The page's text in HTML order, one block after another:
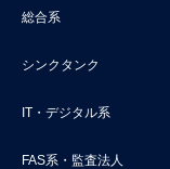
総合系
シンクタンク
IT・デジタル系
FAS系・監査法人